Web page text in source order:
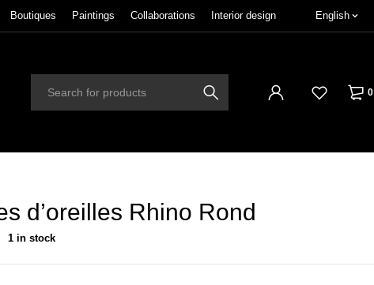
Boutiques Paintings Collaborations Interior design English
0
d’oreilles Rhino Rond
1 in stock